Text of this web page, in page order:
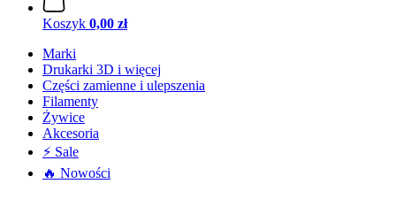
Koszyk 0,00 zł
Marki
Drukarki 3D i więcej
Części zamienne i ulepszenia
Filamenty
Żywice
Akcesoria
⚡ Sale
🔥 Nowości